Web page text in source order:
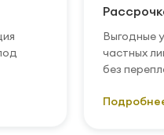
Выгодные
частных
без